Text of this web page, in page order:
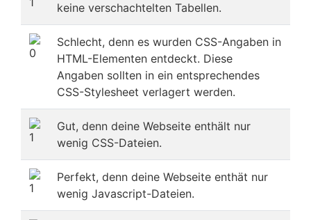
keine verschachtelten Tabellen.
Schlecht, denn es wurden CSS-Angaben in
HTML-Elementen entdeckt. Diese
Angaben sollten in ein entsprechendes
CSS-Stylesheet verlagert werden.
Gut, denn deine Webseite enthält nur
wenig CSS-Dateien.
Perfekt, denn deine Webseite enthät nur
wenig Javascript-Dateien.